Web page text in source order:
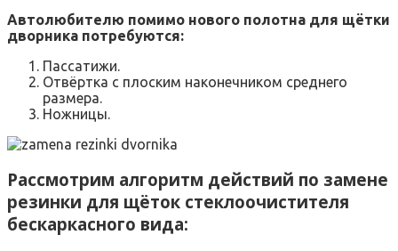
Автолюбителю помимо нового полотна для щётки
дворника потребуются:
Пассатижи.
Отвёртка с плоским наконечником среднего
размера.
Ножницы.
Рассмотрим алгоритм действий по замене
резинки для щёток стеклоочистителя
бескаркасного вида: